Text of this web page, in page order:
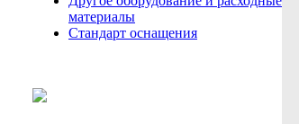
материалы
Стандарт оснащения